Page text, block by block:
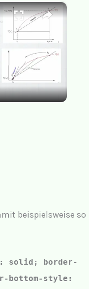
×
beispielsweise so
solid; border-
bottom-style: